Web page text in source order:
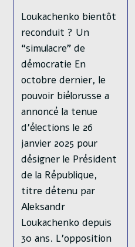
Loukachenko bientôt
reconduit ? Un
“simulacre” de
démocratie En
octobre dernier, le
pouvoir biélorusse a
annoncé la tenue
d’élections le 26
janvier 2025 pour
désigner le Président
de la République,
titre détenu par
Aleksandr
Loukachenko depuis
30 ans. L’opposition